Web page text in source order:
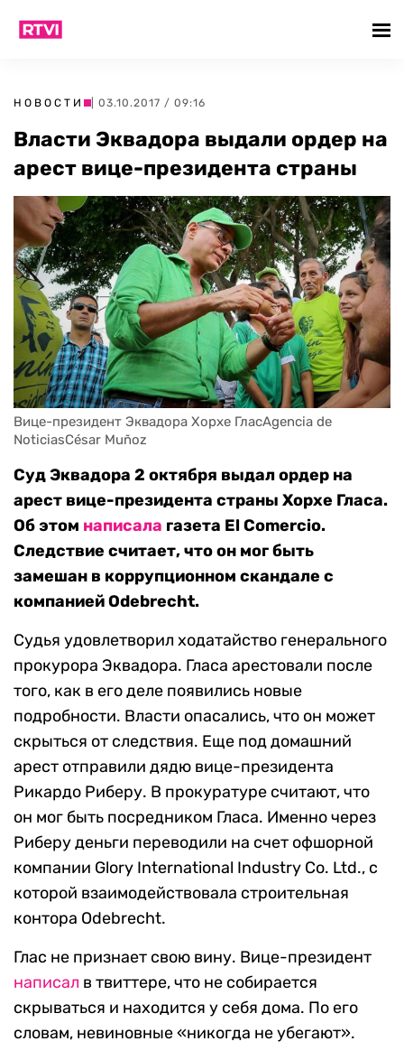
НОВОСТИ | 03.10.2017 / 09:16
Власти Эквадора выдали ордер на
арест вице-президента страны
Вице-президент Эквадора Хорхе ГласAgencia de
NoticiasCésar Muñoz
Суд Эквадора 2 октября выдал ордер на
арест вице-президента страны Хорхе Гласа.
Об этом написала газета El Comercio.
Следствие считает, что он мог быть
замешан в коррупционном скандале с
компанией Odebrecht.
Судья удовлетворил ходатайство генерального
прокурора Эквадора. Гласа арестовали после
того, как в его деле появились новые
подробности. Власти опасались, что он может
скрыться от следствия. Еще под домашний
арест отправили дядю вице-президента
Рикардо Риберу. В прокуратуре считают, что
он мог быть посредником Гласа. Именно через
Риберу деньги переводили на счет офшорной
компании Glory International Industry Co. Ltd., с
которой взаимодействовала строительная
контора Odebrecht.
Глас не признает свою вину. Вице-президент
написал в твиттере, что не собирается
скрываться и находится у себя дома. По его
словам, невиновные «никогда не убегают».